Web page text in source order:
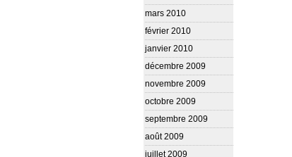
mars 2010
février 2010
janvier 2010
décembre 2009
novembre 2009
octobre 2009
septembre 2009
août 2009
juillet 2009